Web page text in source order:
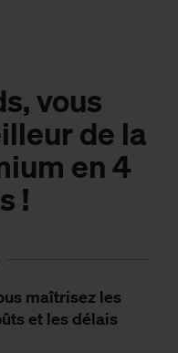
vous
de la
en 4
!
maîtrisez les
et les délais